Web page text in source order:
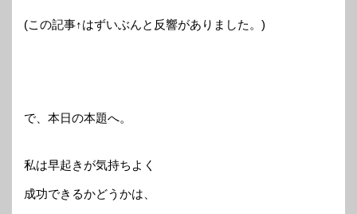
(この記事↑はずいぶんと反響がありました。)
で、本日の本題へ。
私は早起きが気持ちよく
成功できるかどうかは、